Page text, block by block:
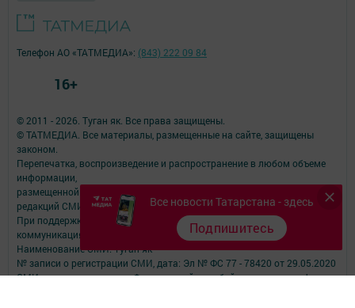
Все новости Татарстана - здесь
Подпишитесь
© 2011 - 2026. Туган як. Все права защищены.
© ТАТМЕДИА. Все материалы, размещенные на сайте, защищены
законом.
Перепечатка, воспроизведение и распространение в любом объеме
информации,
размещенной на сайте, возможна только с письменного согласия
редакций СМИ.
При поддержке Республиканского агентства по печати и массовым
коммуникациям.
Наименование СМИ: Туган як
№ записи о регистрации СМИ, дата: Эл № ФС 77 - 78420 от 29.05.2020
СМИ зарегистрированно Федеральной службой по надзору в сфере
Телефон АО «ТАТМЕДИА»: (843) 222 09 84
16+